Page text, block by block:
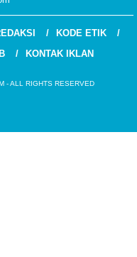
KODE ETIK
KONTAK IKLAN
- ALL RIGHTS RESERVED